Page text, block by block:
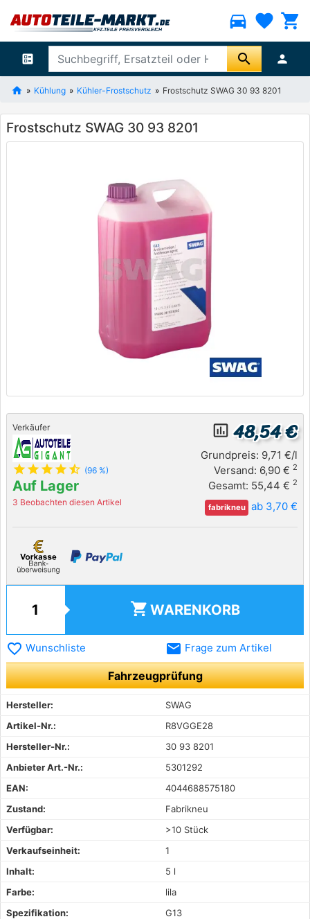
directions_car favorite shopping_cart
ballot search person
Kühlung Kühler-Frostschutz Frostschutz SWAG 30 93 8201
Frostschutz SWAG 30 93 8201
Verkäufer
star star star star star_half (96 %)
Auf Lager
3 Beobachten diesen Artikel
insert_chart_outlined 48,54 €
Grundpreis: 9,71 €/l
Versand: 6,90 € 2
Gesamt: 55,44 € 2
fabrikneu ab 3,70 €
shopping_cart WARENKORB
favorite_border Wunschliste email Frage zum Artikel
Fahrzeugprüfung
Hersteller:
SWAG
Artikel-Nr.:
R8VGGE28
Hersteller-Nr.:
30 93 8201
Anbieter Art.-Nr.:
5301292
EAN:
4044688575180
Zustand:
Fabrikneu
Verfügbar:
>10 Stück
Verkaufseinheit:
1
Inhalt:
5 l
Farbe:
lila
Spezifikation:
G13